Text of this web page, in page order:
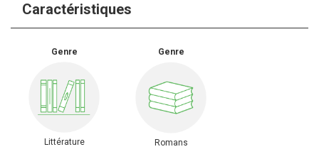
Caractéristiques
Genre
Littérature
Genre
Romans